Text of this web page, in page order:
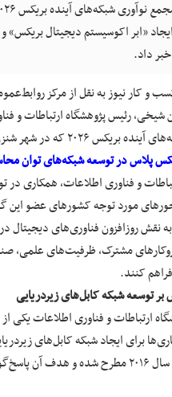
ایجاد «ابر اکوسیستم دیجیتال
داد.
و کار نیوز به نقل از مرکز
رئیس پژوهشگاه ارتباطات و
شنزن برگزار شد و سخنرانی در این مجمع و ارایه پیشنهاد
پلاس در توسعه شبکه‌های توان
و فناوری اطلاعات، همکاری در
مورد توجه کشورهای عضو این
به نقش روزافزون فناوری‌های
مشترک، ظرفیت‌های علمی،
کنند.
بر توسعه شبکه کابل‌های زیردریایی
ارتباطات و فناوری اطلاعات
برای ایجاد شبکه کابل‌های
این شبکه از سال ۲۰۱۶ مطرح شده و